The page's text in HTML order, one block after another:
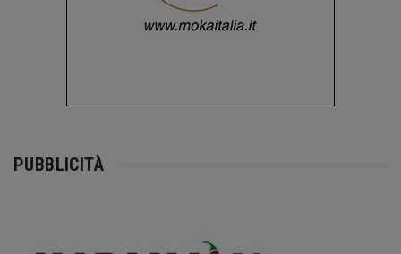
PUBBLICITÀ